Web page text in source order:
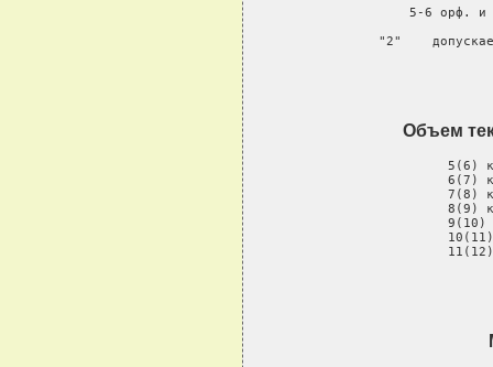
5-6 орф. и
"2"
Объем
5(6)
6(7)
7(8)
8(9)
9(10)